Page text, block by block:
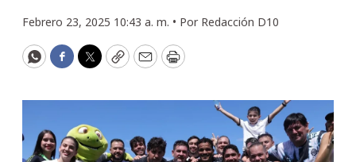
Febrero 23, 2025 10:43 a. m. • Por Redacción D10
WhatsApp
Facebook
Twitter
CopyEmailPrint